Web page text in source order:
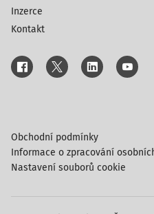
Inzerce
Kontakt
Obchodní podmínky
Informace o zpracování
Nastavení souborů cookie